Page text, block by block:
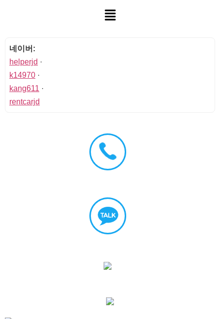
네이버:
helperjd ·
k14970 ·
kang611 ·
rentcarjd